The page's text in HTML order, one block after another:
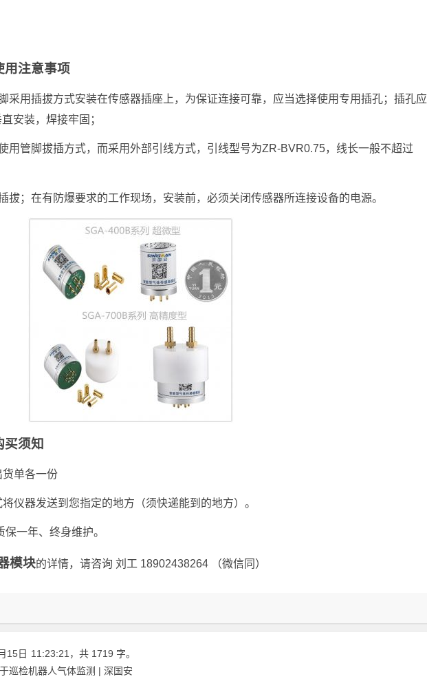
用注意事项
采用插拔方式安装在传感器插座上，为保证连接可靠，应当选择使用专用插孔；插孔应
安装，焊接牢固；
用管脚拔插方式，而采用外部引线方式，引线型号为ZR-BVR0.75，线长一般不超过
拔；在有防爆要求的工作现场，安装前，必须关闭传感器所连接设备的电源。
买须知
单各一份
器发送到您指定的地方（须快递能到的地方）。
一年、终身维护。
模块的详情，请咨询 刘工 18902438264 （微信同）
15日 11:23:21，共 1719 字。
巡检机器人气体监测 | 深国安